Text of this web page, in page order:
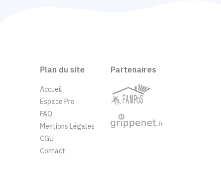
Plan du site
Accueil
Espace Pro
FAQ
Mentions Légales
CGU
Contact
Partenaires